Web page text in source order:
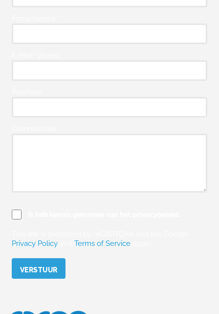
Privacy Policy
Terms of Service